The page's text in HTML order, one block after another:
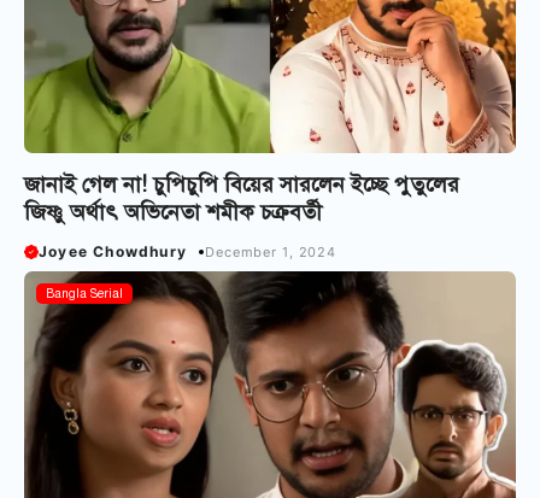
জানাই গেল না! চুপিচুপি বিয়ের সারলেন ইচ্ছে পুতুলের
জিষ্ণু অর্থাৎ অভিনেতা শমীক চক্রবর্তী
Joyee Chowdhury December 1, 2024
Bangla Serial